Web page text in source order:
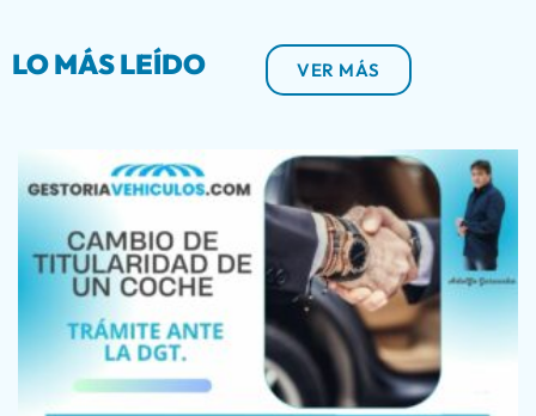
LO MÁS LEÍDO VER MÁS